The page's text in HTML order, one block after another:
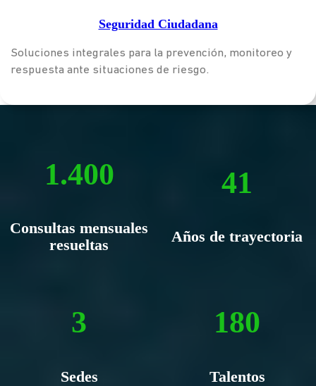
Seguridad Ciudadana
Soluciones integrales para la prevención, monitoreo y
respuesta ante situaciones de riesgo.
1.400
Consultas mensuales
resueltas
41
Años de trayectoria
3
Sedes
180
Talentos